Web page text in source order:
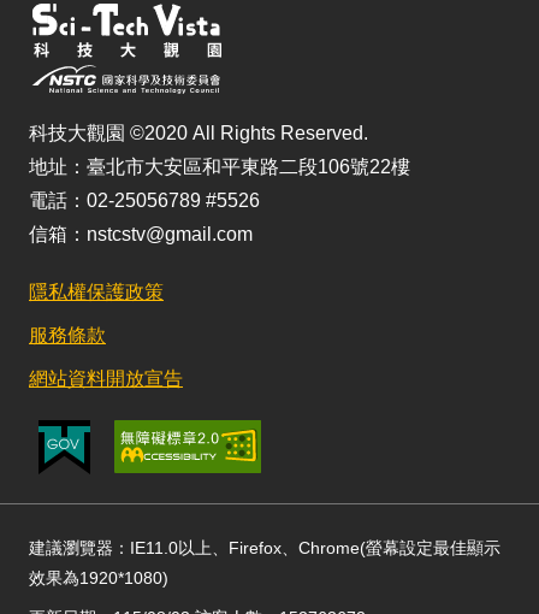
科技大觀園 ©2020 All Rights Reserved.
地址：臺北市大安區和平東路二段106號22樓
電話：02-25056789 #5526
信箱：nstcstv@gmail.com
隱私權保護政策
服務條款
網站資料開放宣告
建議瀏覽器：IE11.0以上、Firefox、Chrome(螢幕設定最佳顯示
效果為1920*1080)